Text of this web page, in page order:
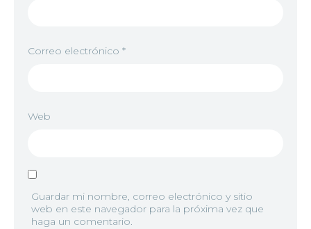
Correo electrónico *
Web
Guardar mi nombre, correo electrónico y sitio
web en este navegador para la próxima vez que
haga un comentario.